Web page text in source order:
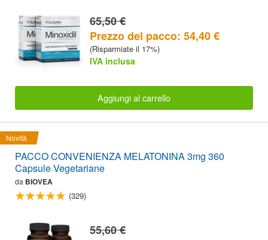
65,50 €
Prezzo del pacco: 54,40 €
(Risparmiate il 17%)
IVA inclusa
Aggiungi al carrello
Novità
PACCO CONVENIENZA MELATONINA 3mg 360
Capsule Vegetariane
da BIOVEA
(329)
55,60 €